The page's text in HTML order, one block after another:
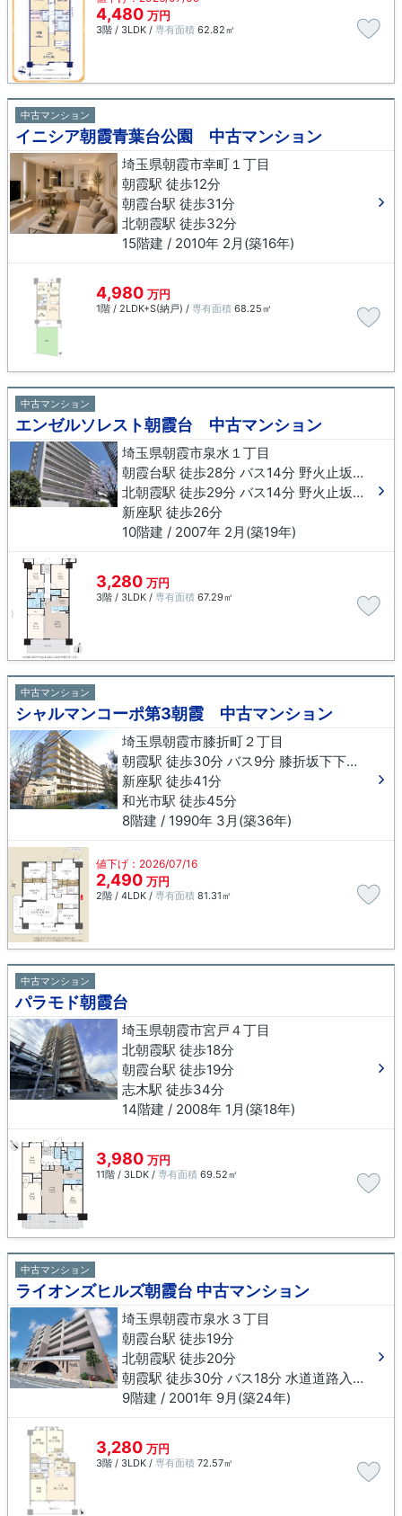
4,480 万円
3階 / 3LDK / 専有面積 62.82㎡
中古マンション
イニシア朝霞青葉台公園 中古マンション
埼玉県朝霞市幸町１丁目
朝霞駅 徒歩12分
朝霞台駅 徒歩31分
北朝霞駅 徒歩32分
15階建 / 2010年 2月(築16年)
4,980 万円
1階 / 2LDK+S(納戸) / 専有面積 68.25㎡
中古マンション
エンゼルソレスト朝霞台 中古マンション
埼玉県朝霞市泉水１丁目
朝霞台駅 徒歩28分 バス14分 野火止坂上下車 徒歩1分
北朝霞駅 徒歩29分 バス14分 野火止坂上下車 徒歩1分
新座駅 徒歩26分
10階建 / 2007年 2月(築19年)
3,280 万円
3階 / 3LDK / 専有面積 67.29㎡
中古マンション
シャルマンコーポ第3朝霞 中古マンション
埼玉県朝霞市膝折町２丁目
朝霞駅 徒歩30分 バス9分 膝折坂下下車 徒歩9分
新座駅 徒歩41分
和光市駅 徒歩45分
8階建 / 1990年 3月(築36年)
値下げ：2026/07/16
2,490 万円
2階 / 4LDK / 専有面積 81.31㎡
中古マンション
パラモド朝霞台
埼玉県朝霞市宮戸４丁目
北朝霞駅 徒歩18分
朝霞台駅 徒歩19分
志木駅 徒歩34分
14階建 / 2008年 1月(築18年)
3,980 万円
11階 / 3LDK / 専有面積 69.52㎡
中古マンション
ライオンズヒルズ朝霞台 中古マンション
埼玉県朝霞市泉水３丁目
朝霞台駅 徒歩19分
北朝霞駅 徒歩20分
朝霞駅 徒歩30分 バス18分 水道道路入口下車 徒歩6分
9階建 / 2001年 9月(築24年)
3,280 万円
3階 / 3LDK / 専有面積 72.57㎡